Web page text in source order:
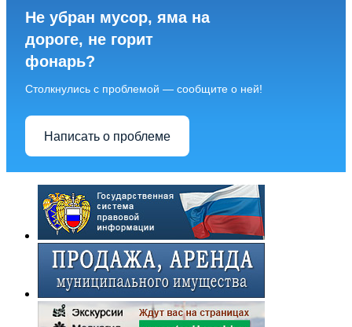
Не убран мусор, яма на
дороге, не горит
фонарь?
Столкнулись с проблемой — сообщите о ней!
Написать о проблеме